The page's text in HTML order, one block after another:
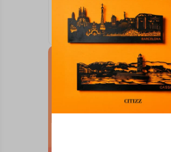
SKYLINE SUR SOCLE
Anduze
À partir de80,00€